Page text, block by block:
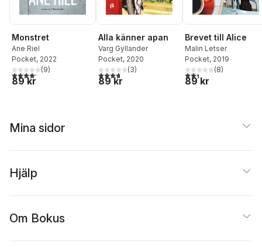
Monstret
Ane Riel
Pocket, 2022
4,2utav 5 stjärnor. Totalt antal röster:
(9)
89 kr
Alla känner apan
Varg Gyllander
Pocket, 2020
3,7utav 5 stjärnor. Totalt antal röster:
(3)
89 kr
Brevet till Alice
Malin Letser
Pocket, 2019
2,4utav 5 stjärnor.
(8)
89 kr
Mina sidor
Hjälp
Om Bokus